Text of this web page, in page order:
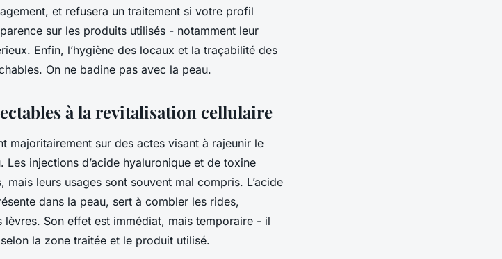
et refusera un traitement si votre profil
sur les produits utilisés - notamment leur
Enfin, l’hygiène des locaux et la traçabilité des
On ne badine pas avec la peau.
à la revitalisation cellulaire
majoritairement sur des actes visant à rajeunir le
Les injections d’acide hyaluronique et de toxine
leurs usages sont souvent mal compris. L’acide
dans la peau, sert à combler les rides,
Son effet est immédiat, mais temporaire - il
la zone traitée et le produit utilisé.